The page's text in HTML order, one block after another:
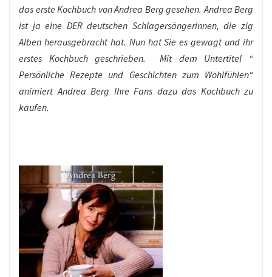
das erste Kochbuch von Andrea Berg gesehen. Andrea Berg
ist ja eine DER deutschen Schlagersängerinnen, die zig
Alben herausgebracht hat. Nun hat Sie es gewagt und ihr
erstes Kochbuch geschrieben. Mit dem Untertitel “
Persönliche Rezepte und Geschichten zum Wohlfühlen“
animiert Andrea Berg Ihre Fans dazu das Kochbuch zu
kaufen.